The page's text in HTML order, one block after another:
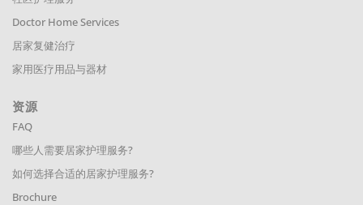
Doctor Home Services
居家复健治疗
家用医疗用品与器材
资源
FAQ
哪些人需要居家护理服务?
如何选择合适的居家护理服务?
Brochure